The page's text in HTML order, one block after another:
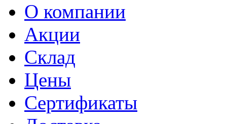
О компании
Акции
Склад
Цены
Сертификаты